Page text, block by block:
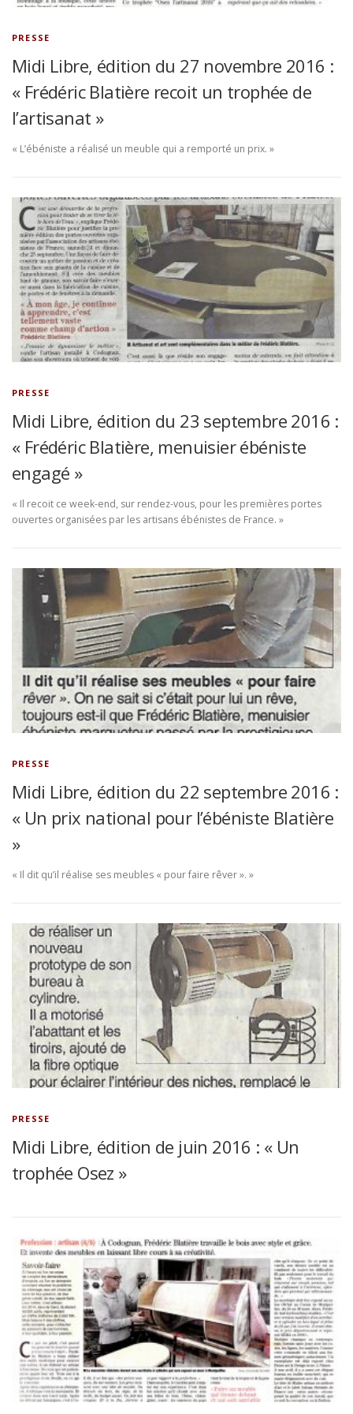
PRESSE
Midi Libre, édition du 27 novembre 2016 :
« Frédéric Blatière recoit un trophée de
l’artisanat »
« L’ébéniste a réalisé un meuble qui a remporté un prix. »
PRESSE
Midi Libre, édition du 23 septembre 2016 :
« Frédéric Blatière, menuisier ébéniste
engagé »
« Il recoit ce week-end, sur rendez-vous, pour les premières portes
ouvertes organisées par les artisans ébénistes de France. »
PRESSE
Midi Libre, édition du 22 septembre 2016 :
« Un prix national pour l’ébéniste Blatière
»
« Il dit qu’il réalise ses meubles « pour faire rêver ». »
PRESSE
Midi Libre, édition de juin 2016 : « Un
trophée Osez »